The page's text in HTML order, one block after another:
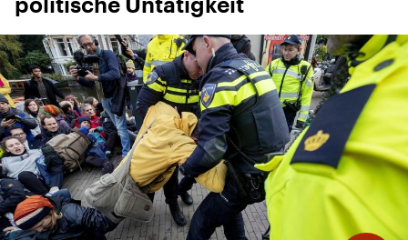
politische Untätigkeit